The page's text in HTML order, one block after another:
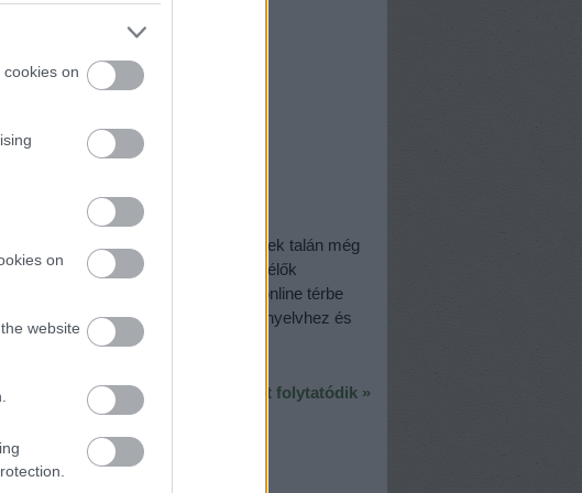
on
on
website
magyar
sem érintenek jól, ám a gyerekek talán még
ezt az időszakot. A külföldön élők
vannak, hiszen elmaradnak vagy online térbe
lehetőségek, melyek eddig a nyelvhez és
A poszt folytatódik »